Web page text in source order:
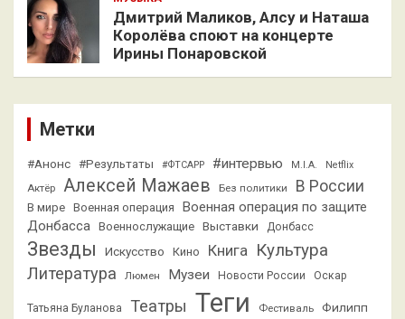
Дмитрий Маликов, Алсу и Наташа
Королёва споют на концерте
Ирины Понаровской
Метки
#Анонс #Результаты #ФТСАРР #интервью M.I.A. Netflix
Актёр Алексей Мажаев Без политики В России
В мире Военная операция
Военная операция по защите
Донбасса Военнослужащие Выставки Донбасс
Звезды Искусство Кино Книга Культура
Литература Люмен Музеи Новости России Оскар
Татьяна Буланова Театры Теги Фестиваль Филипп